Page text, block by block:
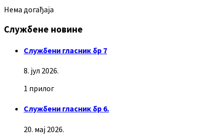
Нема догађаја
Службене новине
Службени гласник бр 7
8. јул 2026.
1 прилог
Службени гласник бр 6.
20. мај 2026.